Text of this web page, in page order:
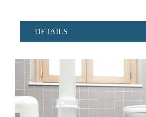
DETAILS